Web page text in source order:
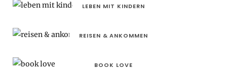
LEBEN MIT KINDERN
REISEN & ANKOMMEN
BOOK LOVE